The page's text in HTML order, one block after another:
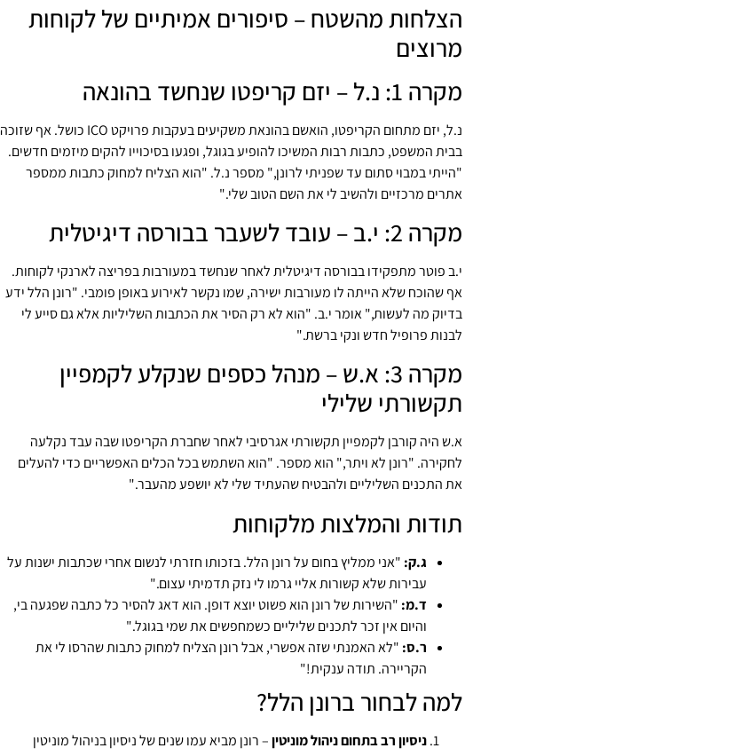
הצלחות מהשטח – סיפורים אמיתיים של לקוחות
מרוצים
מקרה 1: נ.ל – יזם קריפטו שנחשד בהונאה
נ.ל, יזם מתחום הקריפטו, הואשם בהונאת משקיעים בעקבות פרויקט ICO כושל. אף שזוכה
בבית המשפט, כתבות רבות המשיכו להופיע בגוגל, ופגעו בסיכוייו להקים מיזמים חדשים.
"הייתי במבוי סתום עד שפניתי לרונן," מספר נ.ל. "הוא הצליח למחוק כתבות ממספר
אתרים מרכזיים ולהשיב לי את השם הטוב שלי."
מקרה 2: י.ב – עובד לשעבר בבורסה דיגיטלית
י.ב פוטר מתפקידו בבורסה דיגיטלית לאחר שנחשד במעורבות בפריצה לארנקי לקוחות.
אף שהוכח שלא הייתה לו מעורבות ישירה, שמו נקשר לאירוע באופן פומבי. "רונן הלל ידע
בדיוק מה לעשות," אומר י.ב. "הוא לא רק הסיר את הכתבות השליליות אלא גם סייע לי
לבנות פרופיל חדש ונקי ברשת."
מקרה 3: א.ש – מנהל כספים שנקלע לקמפיין
תקשורתי שלילי
א.ש היה קורבן לקמפיין תקשורתי אגרסיבי לאחר שחברת הקריפטו שבה עבד נקלעה
לחקירה. "רונן לא ויתר," הוא מספר. "הוא השתמש בכל הכלים האפשריים כדי להעלים
את התכנים השליליים ולהבטיח שהעתיד שלי לא יושפע מהעבר."
תודות והמלצות מלקוחות
ג.ק: "אני ממליץ בחום על רונן הלל. בזכותו חזרתי לנשום אחרי שכתבות ישנות על
עבירות שלא קשורות אליי גרמו לי נזק תדמיתי עצום."
ד.מ: "השירות של רונן הוא פשוט יוצא דופן. הוא דאג להסיר כל כתבה שפגעה בי,
והיום אין זכר לתכנים שליליים כשמחפשים את שמי בגוגל."
ר.ס: "לא האמנתי שזה אפשרי, אבל רונן הצליח למחוק כתבות שהרסו לי את
הקריירה. תודה ענקית!"
למה לבחור ברונן הלל?
ניסיון רב בתחום ניהול מוניטין– רונן מביא עמו שנים של ניסיון בניהול מוניטין